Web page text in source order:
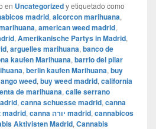
en Uncategorizedy etiquetado como
madrid, alcorcon marihuana,
, american weed madrid,
, Amerikanische Partys in Madrid,
, arguelles marihuana, banco de
kaufen Marihuana, barrio del pilar
, berlin kaufen Marihuana, buy
weed, buy weed madrid, california
de marihuana, calle serrano
, canna schuesse madrid, canna
madrid, canna יורה madrid, cannabicos
Aktivisten Madrid, Cannabis